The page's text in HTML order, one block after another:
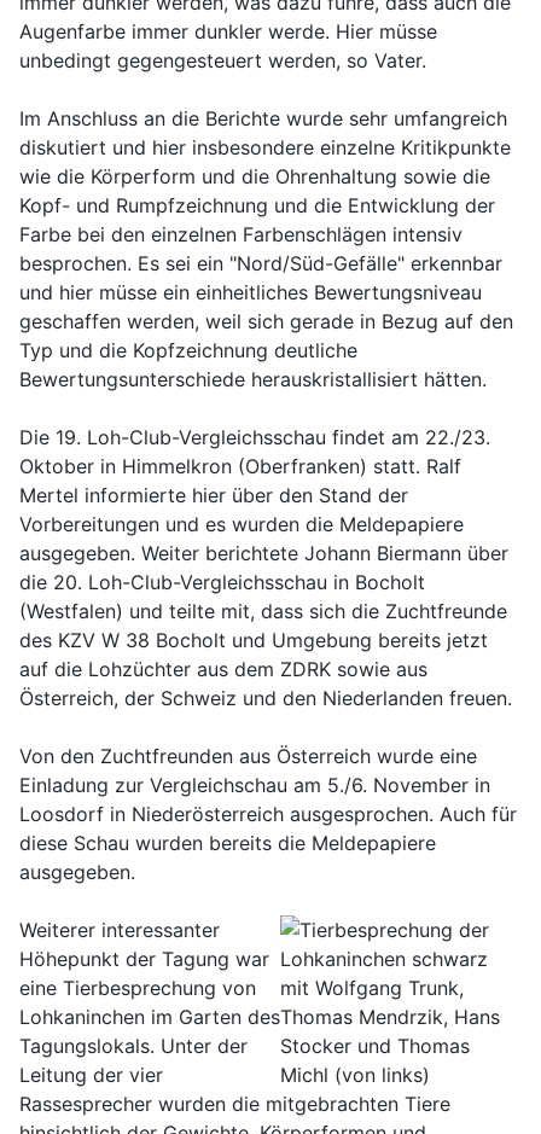
Augenfarbe immer dunkler werde. Hier müsse
unbedingt gegengesteuert werden, so Vater.
Im Anschluss an die Berichte wurde sehr umfangreich
diskutiert und hier insbesondere einzelne Kritikpunkte
wie die Körperform und die Ohrenhaltung sowie die
Kopf- und Rumpfzeichnung und die Entwicklung der
Farbe bei den einzelnen Farbenschlägen intensiv
besprochen. Es sei ein "Nord/Süd-Gefälle" erkennbar
und hier müsse ein einheitliches Bewertungsniveau
geschaffen werden, weil sich gerade in Bezug auf den
Typ und die Kopfzeichnung deutliche
Bewertungsunterschiede herauskristallisiert hätten.
Die 19. Loh-Club-Vergleichsschau findet am 22./23.
Oktober in Himmelkron (Oberfranken) statt. Ralf
Mertel informierte hier über den Stand der
Vorbereitungen und es wurden die Meldepapiere
ausgegeben. Weiter berichtete Johann Biermann über
die 20. Loh-Club-Vergleichsschau in Bocholt
(Westfalen) und teilte mit, dass sich die Zuchtfreunde
des KZV W 38 Bocholt und Umgebung bereits jetzt
auf die Lohzüchter aus dem ZDRK sowie aus
Österreich, der Schweiz und den Niederlanden freuen.
Von den Zuchtfreunden aus Österreich wurde eine
Einladung zur Vergleichschau am 5./6. November in
Loosdorf in Niederösterreich ausgesprochen. Auch für
diese Schau wurden bereits die Meldepapiere
ausgegeben.
Weiterer interessanter
Höhepunkt der Tagung war
eine Tierbesprechung von
Lohkaninchen im Garten des
Tagungslokals. Unter der
Leitung der vier
Rassesprecher wurden die mitgebrachten Tiere